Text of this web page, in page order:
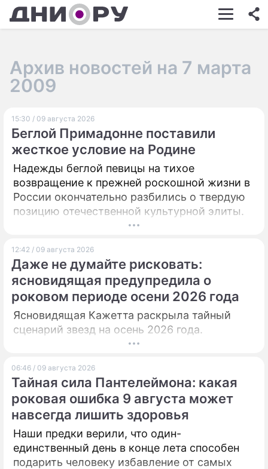
ШОУ-БИЗНЕС
КИНО
ЭКОНОМИКА
ПРОИСШЕСТВИЯ
СОННИК
СТИЛЬ ЖИЗНИ
ИГРЫ
ПРЕСС-РЕЛИЗЫ
О ПРОЕКТЕ
Архив новостей на 7 марта
2009
15:30 / 09 августа 2026
Беглой Примадонне поставили
жесткое условие на Родине
Надежды беглой певицы на тихое
возвращение к прежней роскошной жизни в
России окончательно разбились о твердую
позицию отечественной культурной элиты.
12:42 / 09 августа 2026
Даже не думайте рисковать:
ясновидящая предупредила о
роковом периоде осени 2026 года
Ясновидящая Кажетта раскрыла тайный
сценарий звезд на осень 2026 года.
06:46 / 09 августа 2026
Тайная сила Пантелеймона: какая
роковая ошибка 9 августа может
навсегда лишить здоровья
Наши предки верили, что один-
единственный день в конце лета способен
подарить человеку избавление от самых